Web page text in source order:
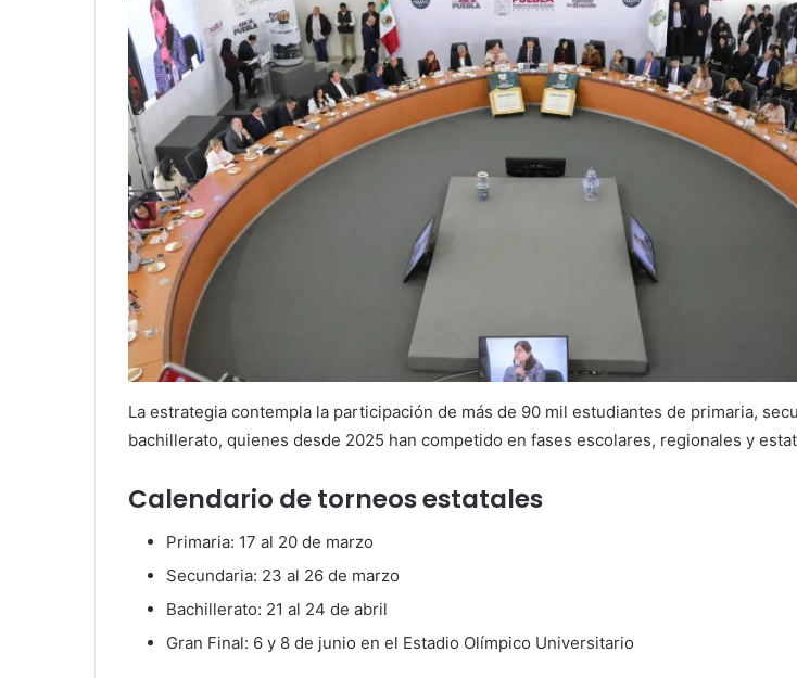
La estrategia contempla la participación de más de 90 mil estudiantes de primaria,
bachillerato, quienes desde 2025 han competido en fases escolares, regionales y
Calendario de torneos estatales
Primaria: 17 al 20 de marzo
Secundaria: 23 al 26 de marzo
Bachillerato: 21 al 24 de abril
Gran Final: 6 y 8 de junio en el Estadio Olímpico Universitario